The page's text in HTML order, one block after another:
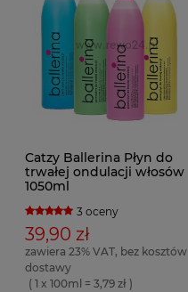
Catzy Ballerina Płyn do
trwałej ondulacji włosów
1050ml
3 oceny
39,90 zł
zawiera 23% VAT, bez kosztów
dostawy
( 1 x 100ml = 3,79 zł )